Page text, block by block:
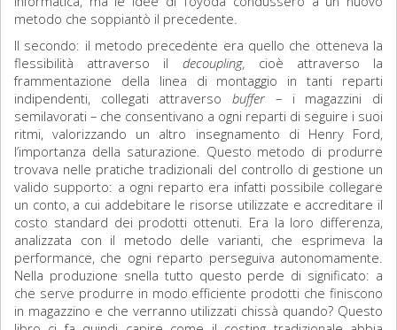
metodo che soppiantò il precedente.
Il secondo: il metodo precedente era quello che otteneva la
flessibilità attraverso il decoupling, cioè attraverso la
frammentazione della linea di montaggio in tanti reparti
indipendenti, collegati attraversobuffer – i magazzini di
semilavorati – che consentivano a ogni reparti di seguire i suoi
ritmi, valorizzando un altro insegnamento di Henry Ford,
l’importanza della saturazione. Questo metodo di produrre
trovava nelle pratiche tradizionali del controllo di gestione un
valido supporto: a ogni reparto era infatti possibile collegare
un conto, a cui addebitare le risorse utilizzate e accreditare il
costo standard dei prodotti ottenuti. Era la loro differenza,
analizzata con il metodo delle varianti, che esprimeva la
performance, che ogni reparto perseguiva autonomamente.
Nella produzione snella tutto questo perde di significato: a
che serve produrre in modo efficiente prodotti che finiscono
in magazzino e che verranno utilizzati chissà quando? Questo